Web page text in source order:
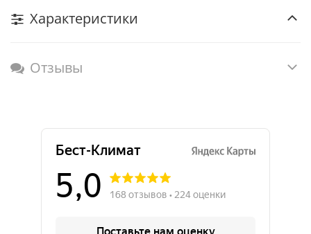
Характеристики
Отзывы